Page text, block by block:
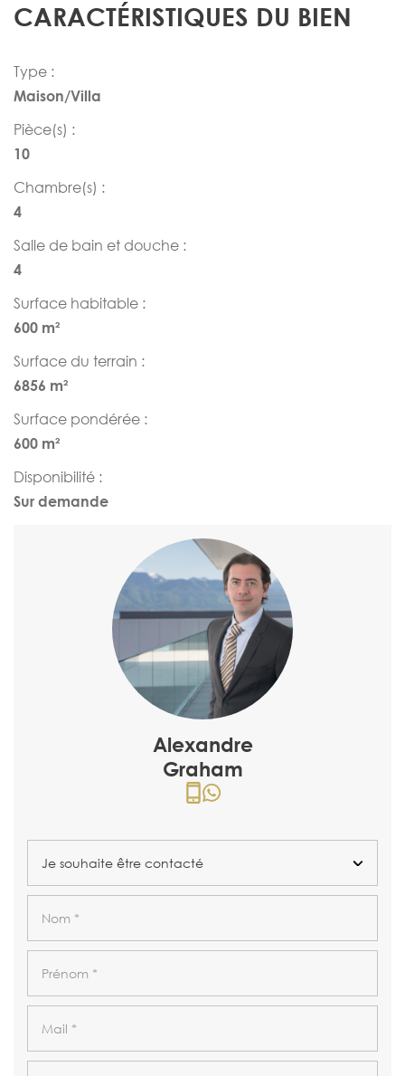
CARACTÉRISTIQUES DU BIEN
Type :
Maison/Villa
Pièce(s) :
10
Chambre(s) :
4
Salle de bain et douche :
4
Surface habitable :
600 m²
Surface du terrain :
6856 m²
Surface pondérée :
600 m²
Disponibilité :
Sur demande
Alexandre
Graham